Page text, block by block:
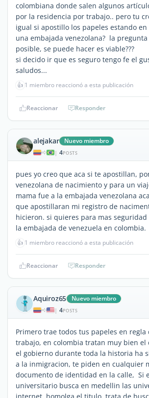
colombiana donde salen algunos
por la residencia por trabajo.. pero tu
igual si apostillo los papeles estando en
una embajada venezolana? la
posible, se puede hacer es viable???
si decido ir que es seguro tengo fe el
saludos...
👍 1 miembro reaccionó a esta publicación
Reaccionar Responder
alejakar Nuevo miembro
| 4POSTS
pues yo creo que aca si te apostillan,
venezolana de nacimiento y para un
mama fue a la embajada venezolana
que apostillaran mi registro de
hicieron. si quieres para mas
la embajada de venezuela en colombia.
👍 1 miembro reaccionó a esta publicación
Reaccionar Responder
Aquiroz65 Nuevo miembro
| 4POSTS
Primero trae todos tus papeles en regla
trabajo, en colombia tratan muy bien el
el gobierno durante toda la historia ha
a la inmigracion, te piden en cualquier
documento de identidad en la calle, Si
universitario busca en medellin las